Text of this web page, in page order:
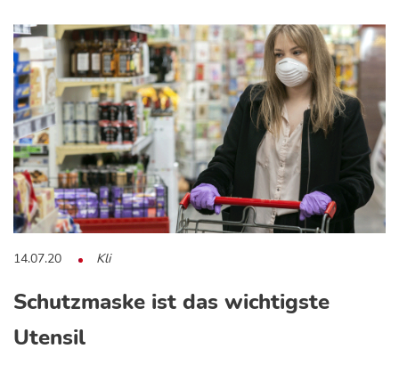
14.07.20 Kli
Schutzmaske ist das wichtigste
Utensil